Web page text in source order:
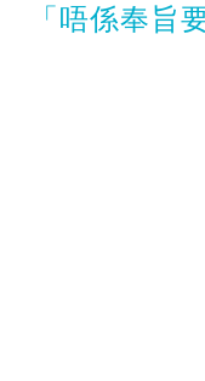
「唔係奉旨